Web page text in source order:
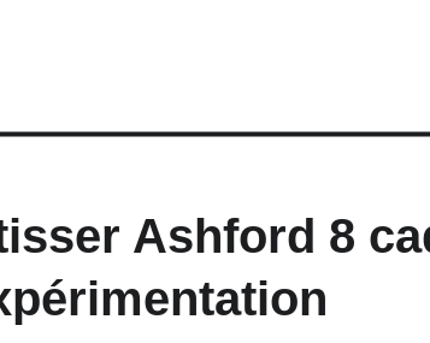
Ashford 8